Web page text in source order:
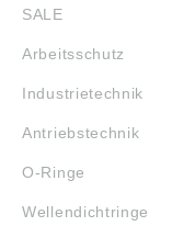
SALE
Arbeitsschutz
Industrietechnik
Antriebstechnik
O-Ringe
Wellendichtringe